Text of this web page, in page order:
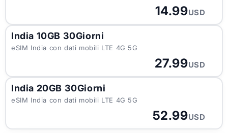
14.99USD
India 10GB 30Giorni
eSIM India con dati mobili LTE 4G 5G
27.99USD
India 20GB 30Giorni
eSIM India con dati mobili LTE 4G 5G
52.99USD